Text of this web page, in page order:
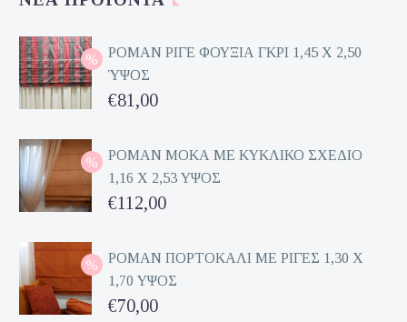
ΡΟΜΑΝ ΡΙΓΕ ΦΟΥΞΙΑ ΓΚΡΙ 1,45 Χ 2,50
ΎΨΟΣ
Original
was:
€162,00.
€81,00
τρέχουσα
τιμή
είναι:
ΡΟΜΑΝ ΜΟΚΑ ΜΕ ΚΥΚΛΙΚΟ ΣΧΕΔΙΟ
1,16 Χ 2,53 ΥΨΟΣ
Original
was:
€224,00.
€112,00
τρέχουσα
τιμή
είναι:
ΡΟΜΑΝ ΠΟΡΤΟΚΑΛΙ ΜΕ ΡΙΓΕΣ 1,30 Χ
1,70 ΥΨΟΣ
Original
€70,00